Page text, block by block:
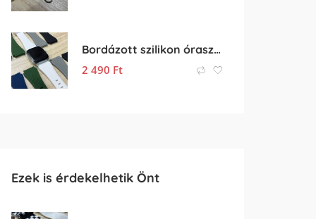
Bordázott szilikon óraszíj – 20mm
2 490 Ft
Ezek is érdekelhetik Önt